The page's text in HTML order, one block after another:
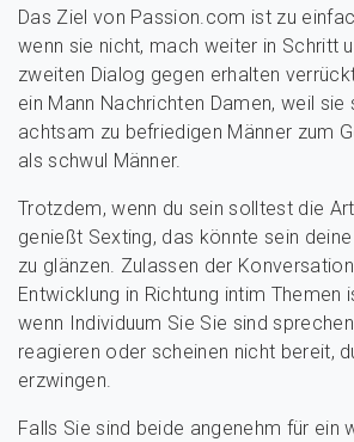
Das Ziel von Passion.com ist zu
wenn sie nicht, mach weiter in Schritt
zweiten Dialog gegen erhalten
ein Mann Nachrichten Damen, weil sie
achtsam zu befriedigen Männer zum
als schwul Männer.
Trotzdem, wenn du sein solltest die
genießt Sexting, das könnte sein
zu glänzen. Zulassen der
Entwicklung in Richtung intim Themen
wenn Individuum Sie Sie sind
reagieren oder scheinen nicht bereit,
erzwingen.
Falls Sie sind beide angenehm für ein